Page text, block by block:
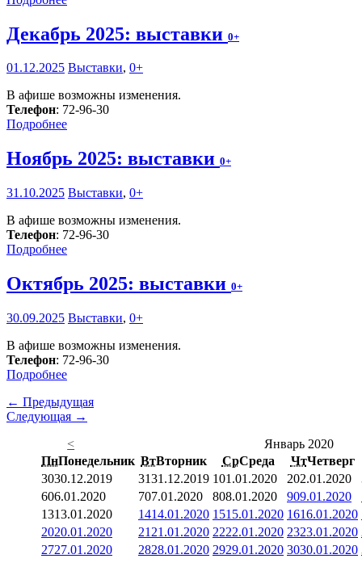
Декабрь 2025: выставки 0+
01.12.2025 Выставки, 0+
В афише возможны изменения.
Телефон: 72-96-30
Подробнее
Ноябрь 2025: выставки 0+
31.10.2025 Выставки, 0+
В афише возможны изменения.
Телефон: 72-96-30
Подробнее
Октябрь 2025: выставки 0+
30.09.2025 Выставки, 0+
В афише возможны изменения.
Телефон: 72-96-30
Подробнее
← Предыдущая
Следующая →
<
Январь 2020
ПнПонедельник ВтВторник СрСреда ЧтЧетверг
3030.12.2019 3131.12.2019 101.01.2020 202.01.2020
606.01.2020 707.01.2020 808.01.2020 909.01.2020
1313.01.2020 1414.01.2020 1515.01.2020 1616.01.2020
2020.01.2020 21 21.01.2020 2222.01.2020 2323.01.2020
2727.01.2020 2828.01.2020 2929.01.2020 3030.01.2020